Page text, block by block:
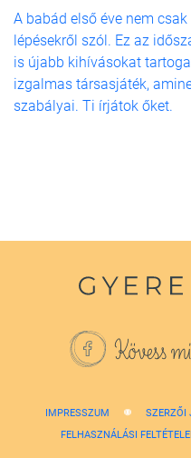
A babád első éve nem
lépésekről szól. Ez az
is újabb kihívásokat
izgalmas társasjáték,
szabályai. Ti írjátok őket.
Kövess
IMPRESSZUM SZERZŐI
FELHASZNÁLÁSI